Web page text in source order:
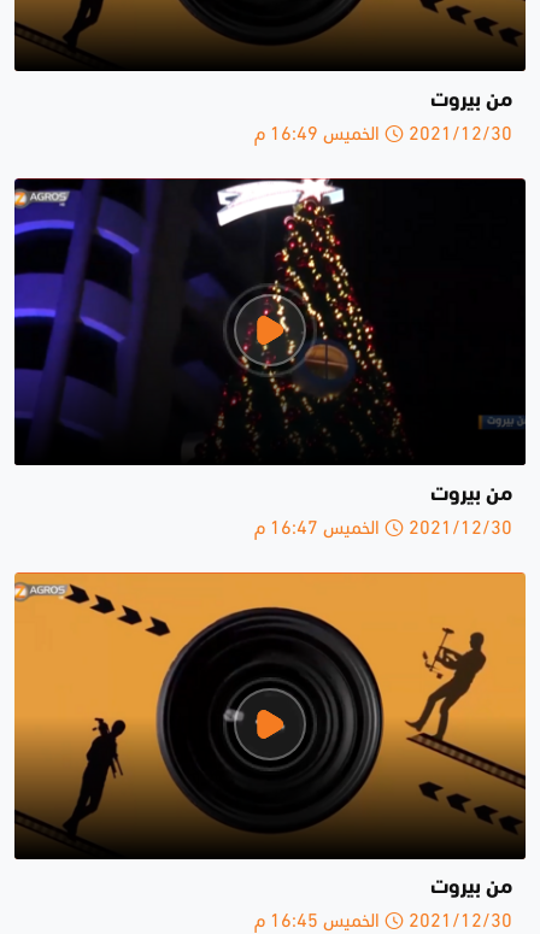
من بيروت
2021/12/30 الخميس 16:49 م
من بيروت
2021/12/30 الخميس 16:47 م
من بيروت
2021/12/30 الخميس 16:45 م